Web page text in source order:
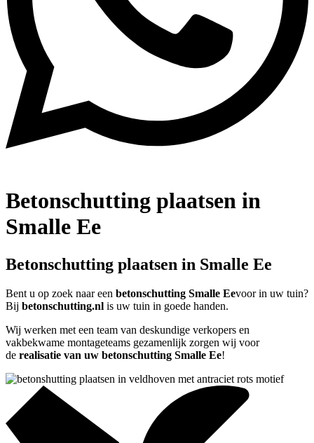
Betonschutting plaatsen in
Smalle Ee
Betonschutting plaatsen in Smalle Ee
Bent u op zoek naar een betonschutting Smalle Eevoor in uw tuin?
Bij betonschutting.nl is uw tuin in goede handen.
Wij werken met een team van deskundige verkopers en
vakbekwame montageteams gezamenlijk zorgen wij voor
de realisatie van uw betonschutting Smalle Ee!